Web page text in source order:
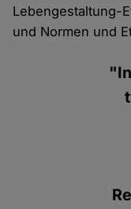
Lebengestaltung-
und Normen und